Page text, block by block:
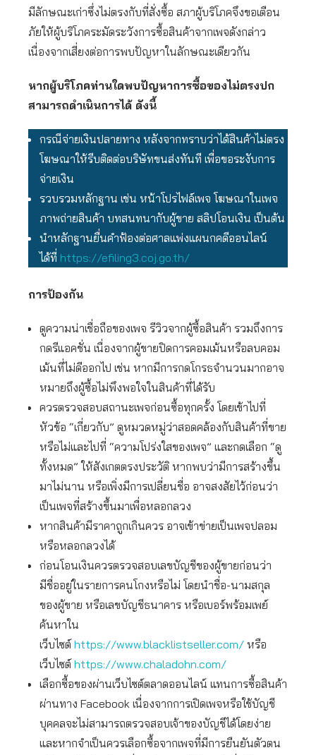
มีลักษณะเก่าซึ่งไม่ตรงกับที่สั่งซื้อ สภาผู้บริโภคจึงขอเตือน
ภัยให้ผู้บริโภคระมัดระวังการซื้อสินค้าจากเพจดังกล่าว
เนื่องจากเสี่ยงต่อการพบปัญหาในลักษณะเดียวกัน
หากผู้บริโภคท่านใดพบปัญหาการซื้อของไม่ตรงปก
สามารถดำเนินการได้ ดังนี้
กรณีจ่ายเงินปลายทาง หลังจากทราบว่าได้สินค้าไม่ตรง
โฆษณาให้รีบติดต่อบริษัทขนส่งทันที เพื่อขอระงับการ
จ่ายเงิน
รวบรวมหลักฐาน เช่น หน้าโปรไฟล์เพจ โฆษณาในเพจ
ภาพถ่ายสินค้า บทสนทนากับผู้ขาย สลิปโอนเงิน เป็นต้น
นำหลักฐานยื่นคำฟ้องต่อศาลแพ่งแผนกคดีออนไลน์
ได้ที่ https://efiling3.coj.go.th/
การป้องกัน
ดูความน่าเชื่อถือของเพจ รีวิวจากผู้ซื้อสินค้า รวมถึงการ
กดรีแอคชั่น เนื่องจากผู้ขายปิดการคอมเม้นหรือลบคอม
เม้นที่ไม่ดีออกไป เช่น หากมีการกดโกรธจำนวนมากอาจ
หมายถึงผู้ซื้อไม่พึงพอใจในสินค้าที่ได้รับ
ควรตรวจสอบสถานะเพจก่อนซื้อทุกครั้ง โดยเข้าไปที่
หัวข้อ “เกี่ยวกับ” ดูหมวดหมู่ว่าสอดคล้องกับสินค้าที่ขาย
หรือไม่และไปที่ “ความโปร่งใสของเพจ” และกดเลือก “ดู
ทั้งหมด” ให้สังเกตตรงประวัติ หากพบว่ามีการสร้างขึ้น
มาไม่นาน หรือเพิ่งมีการเปลี่ยนชื่อ อาจสงสัยไว้ก่อนว่า
เป็นเพจที่สร้างขึ้นมาเพื่อหลอกลวง
หากสินค้ามีราคาถูกเกินควร อาจเข้าข่ายเป็นเพจปลอม
หรือหลอกลวงได้
ก่อนโอนเงินควรตรวจสอบเลขบัญชีของผู้ขายก่อนว่า
มีชื่ออยู่ในรายการคนโกงหรือไม่ โดยนำชื่อ-นามสกุล
ของผู้ขาย หรือเลขบัญชีธนาคาร หรือเบอร์พร้อมเพย์
ค้นหาใน
เว็บไซต์ https://www.blacklistseller.com/ หรือ
เว็บไซต์ https://www.chaladohn.com/
เลือกซื้อของผ่านเว็บไซต์ตลาดออนไลน์ แทนการซื้อสินค้า
ผ่านทาง Facebook เนื่องจากการเปิดเพจหรือใช้บัญชี
บุคคลจะไม่สามารถตรวจสอบเจ้าของบัญชีได้โดยง่าย
และหากจำเป็นควรเลือกซื้อจากเพจที่มีการยืนยันตัวตน